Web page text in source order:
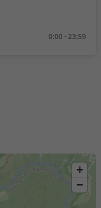
0:00 - 23:59
+
−